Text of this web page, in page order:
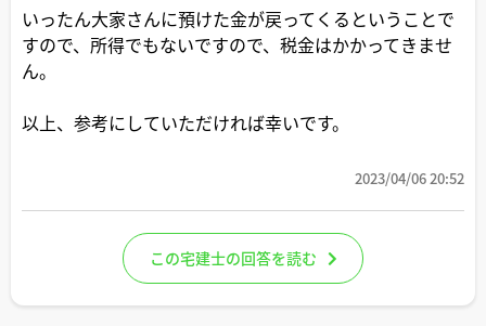
いったん大家さんに預けた金が戻ってくるということで
すので、所得でもないですので、税金はかかってきませ
ん。
以上、参考にしていただければ幸いです。
2023/04/06 20:52
この宅建士の回答を読む